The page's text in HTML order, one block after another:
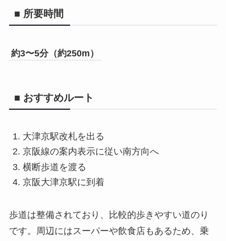
■ 所要時間
約3〜5分（約250m）
■ おすすめルート
大津京駅改札を出る
京阪線の案内表示に従い南方向へ
横断歩道を渡る
京阪大津京駅に到着
歩道は整備されており、比較的歩きやすい道のり
です。周辺にはスーパーや飲食店もあるため、乗